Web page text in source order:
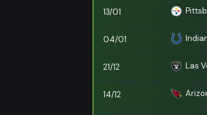
13/01
04/01
21/12 Las
14/12